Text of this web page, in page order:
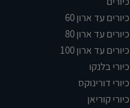
כיורים עד ארון 60
כיורים עד ארון 80
כיורים עד ארון 100
כיורי בלנקו
כיורי דורינוקס
כיורי קוריאן